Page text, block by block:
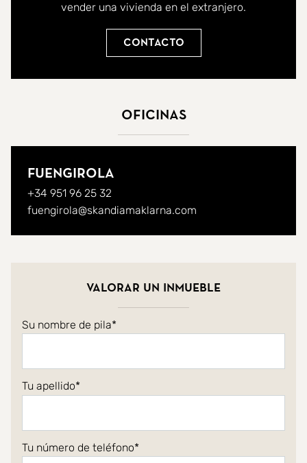
vender una vivienda en el extranjero.
Contacto
Oficinas
Fuengirola
+34 951 96 25 32
fuengirola@skandiamaklarna.com
Valorar un inmueble
Su nombre de pila
Tu apellido
Tu número de teléfono